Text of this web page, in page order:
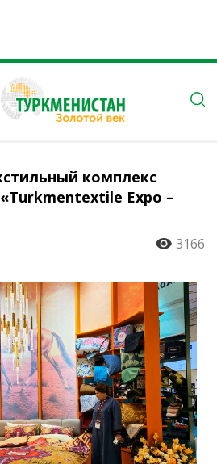
комплекс
Expo –
3166